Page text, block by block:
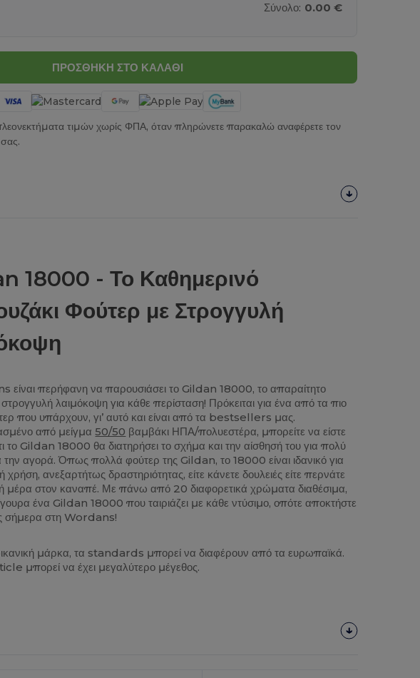
Σύνολο: 0.00 €
ΠΡΟΣΘΗΚΗ ΣΤΟ ΚΑΛΑΘΙ
τιμών χωρίς ΦΠΑ, όταν πληρώνετε παρακαλώ αναφέρετε τον
18000 - Το Καθημερινό
Φούτερ με Στρογγυλή
είναι περήφανη να παρουσιάσει το Gildan 18000, το απαραίτητο
λαιμόκοψη για κάθε περίσταση! Πρόκειται για ένα από τα πιο
που υπάρχουν, γι’ αυτό και είναι από τα bestsellers μας.
από μείγμα50/50 βαμβάκι ΗΠΑ/πολυεστέρα, μπορείτε να είστε
το Gildan 18000 θα διατηρήσει το σχήμα και την αίσθησή του για πολύ
την αγορά. Όπως πολλά φούτερ της Gildan, το 18000 είναι ιδανικό για
χρήση, ανεξαρτήτως δραστηριότητας, είτε κάνετε δουλειές είτε περνάτε
μέρα στον καναπέ. Με πάνω από 20 διαφορετικά χρώματα διαθέσιμα,
ένα Gildan 18000 που ταιριάζει με κάθε ντύσιμο, οπότε αποκτήστε
σήμερα στη Wordans!
μάρκα, τα standards μπορεί να διαφέρουν από τα ευρωπαϊκά.
μπορεί να έχει μεγαλύτερο μέγεθος.